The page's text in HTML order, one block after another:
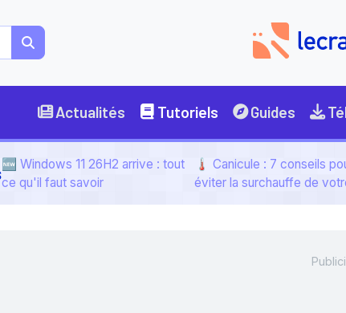
Actualités Tutoriels Guides
🆕 Windows 11 26H2 arrive : tout
ce qu'il faut savoir
🌡️ Canicule : 7 conseils
éviter la surchauffe de